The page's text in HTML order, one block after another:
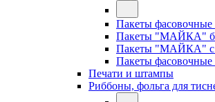
Пакеты фасовочные
Пакеты "МАЙКА"
Пакеты "МАЙКА" с
Пакеты
Печати и штампы
Риббоны, фольга для